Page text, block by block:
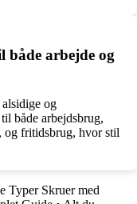
både arbejde og
og
både arbejdsbrug,
og fritidsbrug, hvor stil
Typer Skruer med